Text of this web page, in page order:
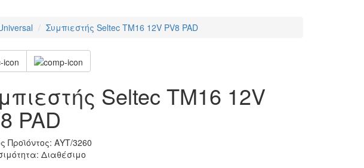
Συμπιεστής Seltec TM16 12V PV8 PAD
Seltec TM16 12V
PAD
Προϊόντος: ΑΥΤ/3260
Διαθέσιμο